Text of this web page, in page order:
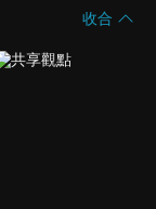
收合